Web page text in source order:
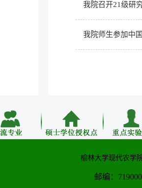
我院召开21级研
我院师生参加中
榆林大学现代农学
邮编：